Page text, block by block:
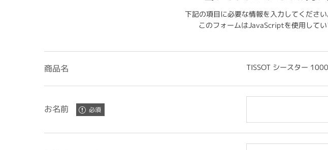
下記の項目に必要な情報を入力してくださ
このフォームはJavaScriptを使用して
商品名 TISSOT シースター
お名前